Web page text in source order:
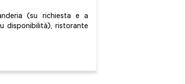
(su richiesta e a
disponibilità), ristorante